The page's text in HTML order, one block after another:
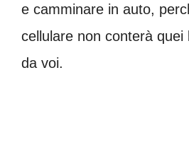
e camminare in auto,
cellulare non conterà
da voi.